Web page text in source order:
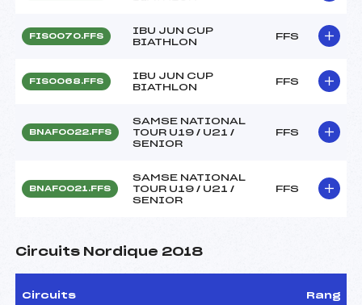
FIS0070.FFS
IBU JUN CUP
BIATHLON
FFS
FIS0068.FFS
IBU JUN CUP
BIATHLON
FFS
BNAF0022.FFS
SAMSE NATIONAL
TOUR U19 / U21 /
SENIOR
FFS
BNAF0021.FFS
SAMSE NATIONAL
TOUR U19 / U21 /
SENIOR
FFS
Circuits Nordique 2018
Circuits Rang